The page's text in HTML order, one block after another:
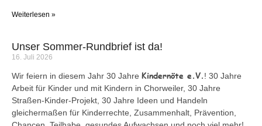
Weiterlesen »
Unser Sommer-Rundbrief ist da!
16. Juli 2026
Wir feiern in diesem Jahr 30 Jahre Kindernöte e.V.! 30 Jahre
Arbeit für Kinder und mit Kindern in Chorweiler, 30 Jahre
Straßen-Kinder-Projekt, 30 Jahre Ideen und Handeln
gleichermaßen für Kinderrechte, Zusammenhalt, Prävention,